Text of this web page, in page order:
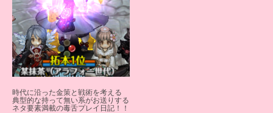
時代に沿った金策と戦術を考える
典型的な持って無い系がお送りする
ネタ要素満載の毒舌プレイ日記！！